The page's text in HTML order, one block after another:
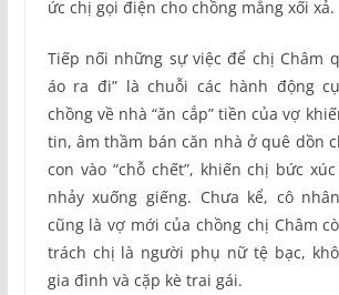
ức chị gọi điện cho chồng mắng xối xả.
Tiếp nối những sự việc để chị Châm
áo ra đi” là chuỗi các hành động
chồng về nhà “ăn cắp” tiền của vợ
tin, âm thầm bán căn nhà ở quê dồn
con vào “chỗ chết”, khiến chị bức
nhảy xuống giếng. Chưa kể, cô
cũng là vợ mới của chồng chị Châm
trách chị là người phụ nữ tệ bạc,
gia đình và cặp kè trai gái.